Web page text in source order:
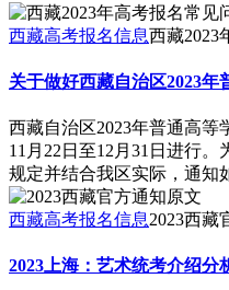
西藏高考报名信息西藏2023
关于做好西藏自治区2023
西藏自治区2023年普通高等
11月22日至12月31日进行
规定并结合我区实际，通知
西藏高考报名信息2023西藏
2023上海：艺术统考介绍分